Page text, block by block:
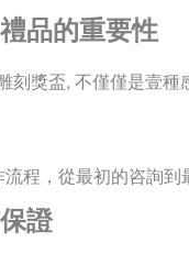
品的重要性
刻獎盃, 不僅僅是壹種
程，從最初的咨詢到
證